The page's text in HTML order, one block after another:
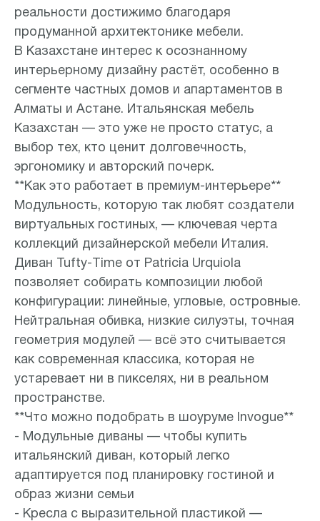
реальности достижимо благодаря
продуманной архитектонике мебели.
В Казахстане интерес к осознанному
интерьерному дизайну растёт, особенно в
сегменте частных домов и апартаментов в
Алматы и Астане. Итальянская мебель
Казахстан — это уже не просто статус, а
выбор тех, кто ценит долговечность,
эргономику и авторский почерк.
**Как это работает в премиум-интерьере**
Модульность, которую так любят создатели
виртуальных гостиных, — ключевая черта
коллекций дизайнерской мебели Италия.
Диван Tufty-Time от Patricia Urquiola
позволяет собирать композиции любой
конфигурации: линейные, угловые, островные.
Нейтральная обивка, низкие силуэты, точная
геометрия модулей — всё это считывается
как современная классика, которая не
устаревает ни в пикселях, ни в реальном
пространстве.
**Что можно подобрать в шоуруме Invogue**
- Модульные диваны — чтобы купить
итальянский диван, который легко
адаптируется под планировку гостиной и
образ жизни семьи
- Кресла с выразительной пластикой —